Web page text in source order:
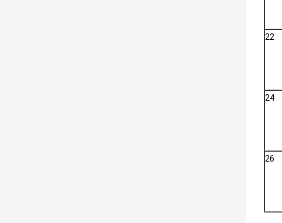
22
24
26